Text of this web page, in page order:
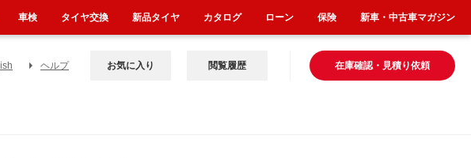
ヘルプ 在庫確認・見積り依頼
お気に入り 閲覧履歴
車検 タイヤ交換 新品タイヤ カタログ ローン 保険 新車・中古車マガジン